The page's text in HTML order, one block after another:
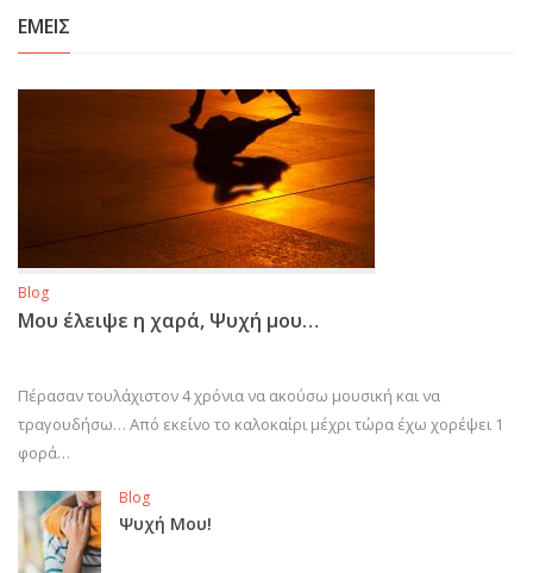
ΕΜΕΙΣ
Blog
Μου έλειψε η χαρά, Ψυχή μου…
Πέρασαν τουλάχιστον 4 χρόνια να ακούσω μουσική και να
τραγουδήσω… Από εκείνο το καλοκαίρι μέχρι τώρα έχω χορέψει 1
φορά…
Blog
Ψυχή Μου!